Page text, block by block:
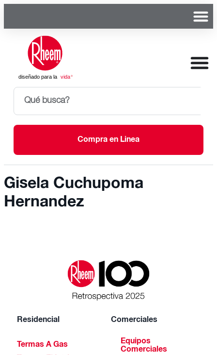
Compra en Linea
Gisela Cuchupoma
Hernandez
Residencial
Termas A Gas
Comerciales
Equipos
Comerciales